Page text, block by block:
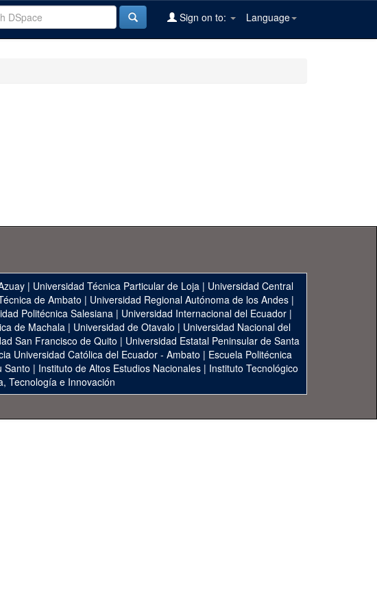
Language
Sign on to:
| Universidad Técnica Particular de Loja | Universidad Central
de Ambato | Universidad Regional Autónoma de los Andes|
Politécnica Salesiana| Universidad Internacional del Ecuador|
de Machala | Universidad de Otavalo | Universidad Nacional del
San Francisco de Quito | Universidad Estatal Peninsular de Santa
Universidad Católica del Ecuador - Ambato | Escuela Politécnica
Santo | Instituto de Altos Estudios Nacionales | Instituto Tecnológico
Tecnología e Innovación